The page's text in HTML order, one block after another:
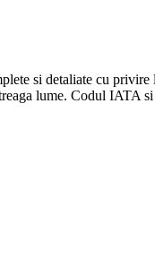
si detaliate cu
lume. Codul IATA